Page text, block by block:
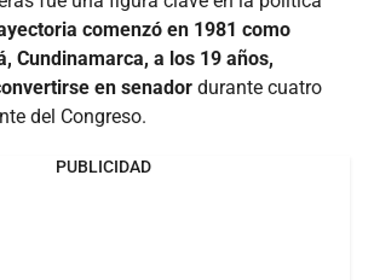
comenzó en 1981 como
Cundinamarca, a los 19 años,
en senador durante cuatro
del Congreso.
PUBLICIDAD